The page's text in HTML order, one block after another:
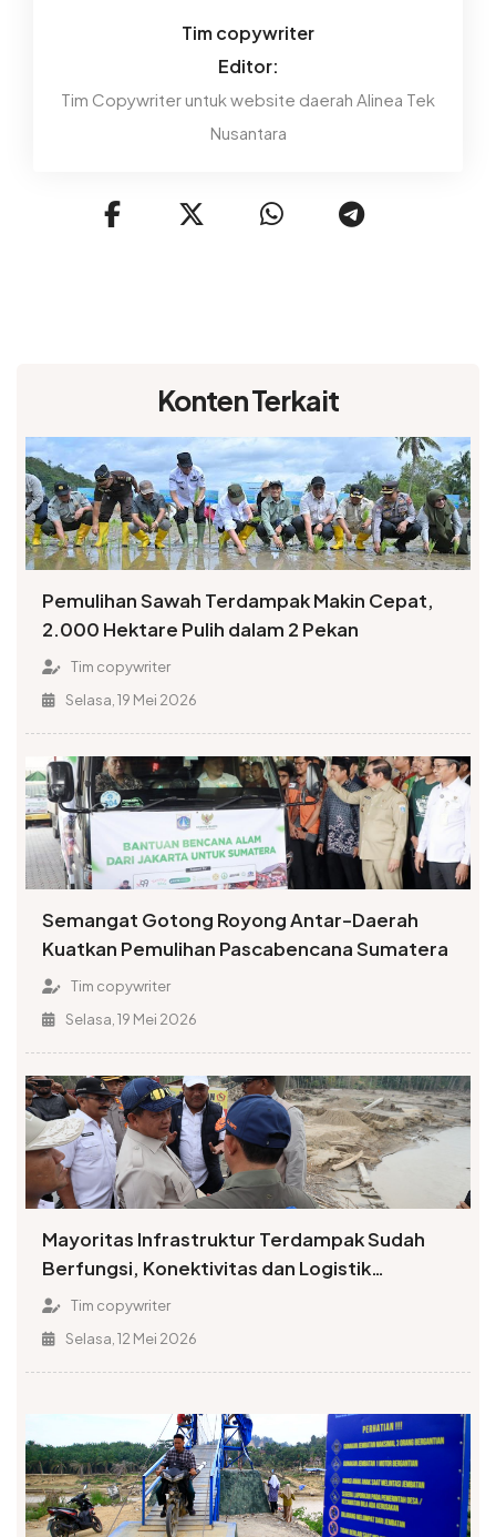
Tim copywriter
Editor:
Tim Copywriter untuk website daerah Alinea Tek
Nusantara
Konten Terkait
Pemulihan Sawah Terdampak Makin Cepat,
2.000 Hektare Pulih dalam 2 Pekan
Tim copywriter
Selasa, 19 Mei 2026
Semangat Gotong Royong Antar-Daerah
Kuatkan Pemulihan Pascabencana Sumatera
Tim copywriter
Selasa, 19 Mei 2026
Mayoritas Infrastruktur Terdampak Sudah
Berfungsi, Konektivitas dan Logistik
Berangsur Normal
Tim copywriter
Selasa, 12 Mei 2026